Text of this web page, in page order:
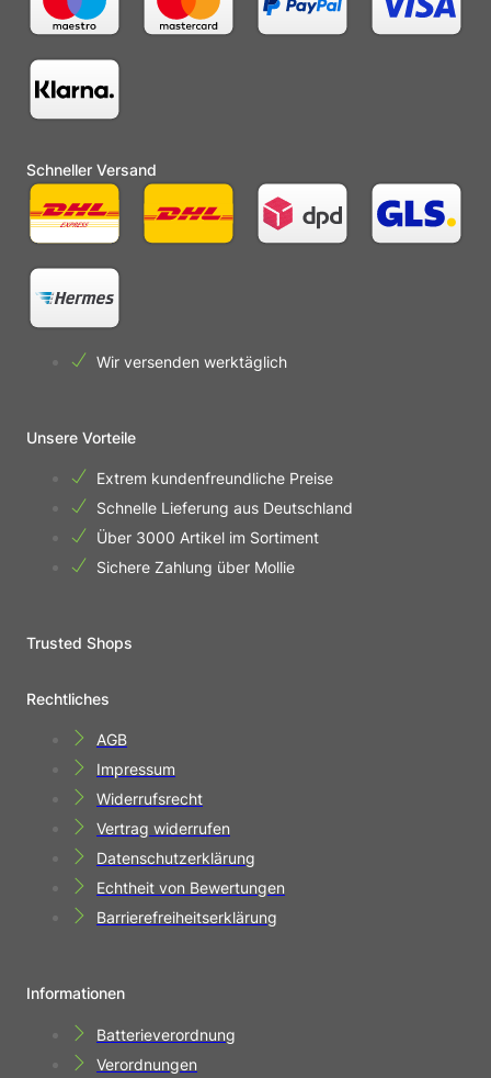
Schneller Versand
Wir versenden werktäglich
Unsere Vorteile
Extrem kundenfreundliche Preise
Schnelle Lieferung aus Deutschland
Über 3000 Artikel im Sortiment
Sichere Zahlung über Mollie
Trusted Shops
Rechtliches
AGB
Impressum
Widerrufsrecht
Vertrag widerrufen
Datenschutzerklärung
Echtheit von Bewertungen
Barrierefreiheitserklärung
Informationen
Batterieverordnung
Verordnungen